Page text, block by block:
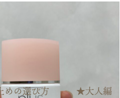
止めの選び方 ★大人編